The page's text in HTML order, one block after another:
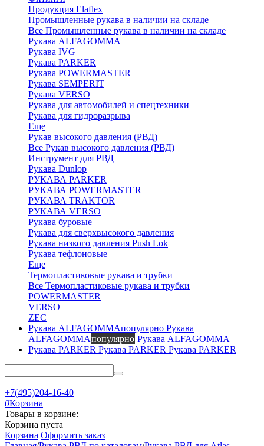
Продукция Elaflex
Промышленные рукава в наличии на складе
Все Промышленные рукава в наличии на складе
Рукава ALFAGOMMA
Рукава IVG
Рукава PARKER
Рукава POWERMASTER
Рукава SEMPERIT
Рукава VERSO
Рукава для автомобилей и спецтехники
Рукава для гидроразрыва
Еще
Рукав высокого давления (РВД)
Все Рукав высокого давления (РВД)
Инструмент для РВД
Рукава Dunlop
РУКАВА PARKER
РУКАВА POWERMASTER
РУКАВА TRAKTOR
РУКАВА VERSO
Рукава буровые
Рукава для сверхвысокого давления
Рукава низкого давления Push Lok
Рукава тефлоновые
Еще
Термопластиковые рукава и трубки
Все Термопластиковые рукава и трубки
POWERMASTER
VERSO
ZEC
Рукава
ALFAGOMMAпопулярно Рукава ALFAGOMMA
Рукава PARKER Рукава PARKER
+7(495)204-16-40
0Корзина
Товары в корзине:
Корзина пуста
Корзина Оформить заказ